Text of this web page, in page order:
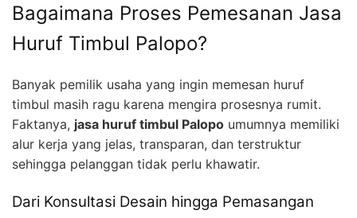
Bagaimana Proses Pemesanan Jasa
Huruf Timbul Palopo?
Banyak pemilik usaha yang ingin memesan huruf
timbul masih ragu karena mengira prosesnya rumit.
Faktanya, jasa huruf timbul Palopo umumnya memiliki
alur kerja yang jelas, transparan, dan terstruktur
sehingga pelanggan tidak perlu khawatir.
Dari Konsultasi Desain hingga Pemasangan